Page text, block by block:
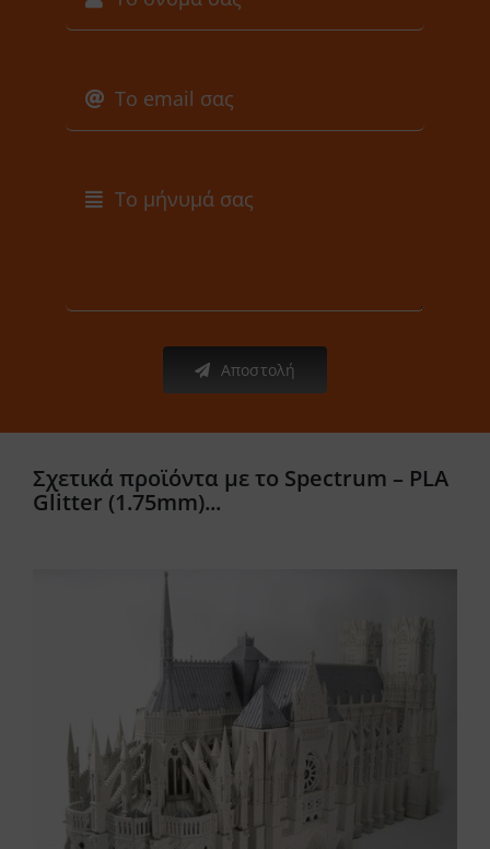
Αποστολή
Σχετικά προϊόντα με το Spectrum – PLA
Glitter (1.75mm)...